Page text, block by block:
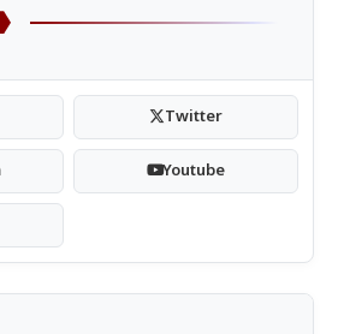
Twitter
Youtube